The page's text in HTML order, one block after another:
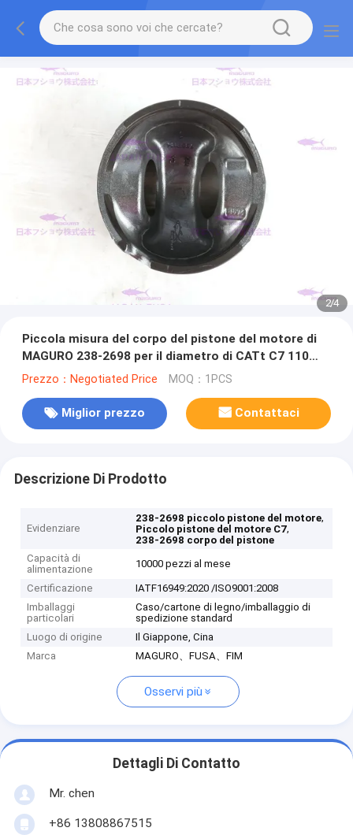
2/4
Piccola misura del corpo del pistone del motore di
MAGURO 238-2698 per il diametro di CATt C7 110
millimetri
Prezzo：Negotiated Price MOQ：1PCS
Miglior prezzo Contattaci
Descrizione Di Prodotto
Evidenziare
238-2698 piccolo pistone del motore,
Piccolo pistone del motore C7,
238-2698 corpo del pistone
Capacità di
alimentazione
10000 pezzi al mese
Certificazione
IATF16949:2020 /ISO9001:2008
Imballaggi
particolari
Caso/cartone di legno/imballaggio di
spedizione standard
Luogo di origine
Il Giappone, Cina
Marca
MAGURO、FUSA、FIM
Osservi più
Dettagli Di Contatto
Mr. chen
+86 13808867515